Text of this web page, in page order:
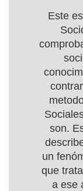
Este
son.
un
que
a ese